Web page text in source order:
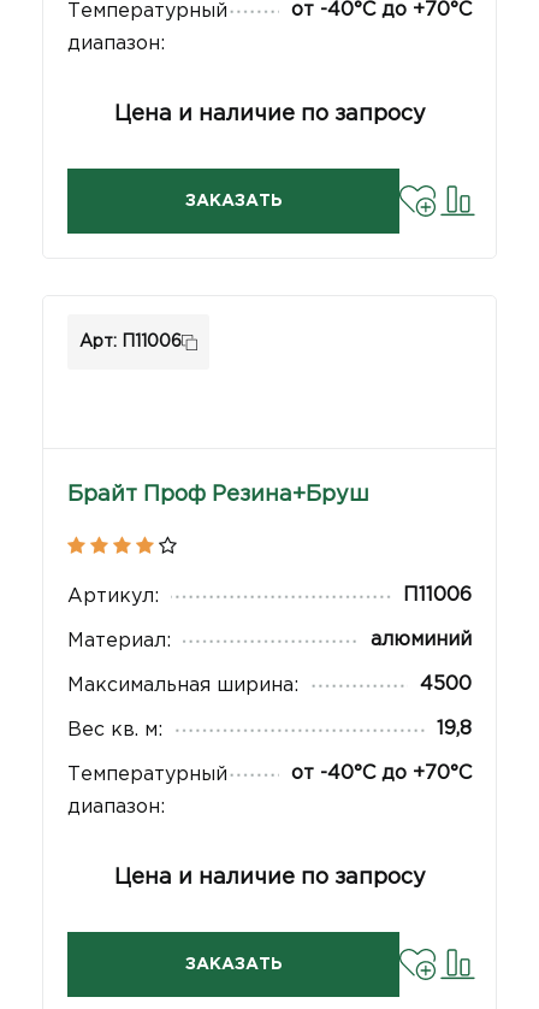
Температурный
диапазон:
от -40°С до +70°С
Цена и наличие по запросу
ЗАКАЗАТЬ
Арт: П11006
Брайт Проф Резина+Бруш
Артикул: П11006
Материал: алюминий
Максимальная ширина: 4500
Вес кв. м: 19,8
Температурный
диапазон:
от -40°С до +70°С
Цена и наличие по запросу
ЗАКАЗАТЬ